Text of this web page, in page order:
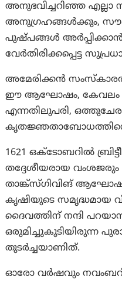
അനുഭവിച്ചറിഞ്ഞ എല്ലാ
അനുഗ്രഹങ്ങൾക്കും,
പുഷ്പങ്ങൾ അർപ്പിക്കാൻ
വേർതിരിക്കപ്പെട്ട
അമേരിക്കൻ
ഈ ആഘോഷം, കേവലം
എന്നതിലുപരി,
1621 ഒക്ടോബറിൽ
തദ്ദേശീയരായ
താങ്ക്‌സ്‌ഗിവിങ്
കൃഷിയുടെ സമൃദ്ധമായ
ദൈവത്തിന് നന്ദി
ഒരുമിച്ചുകൂടിയിരുന്ന
തുടർച്ചയാണിത്.
ഓരോ വർഷവും